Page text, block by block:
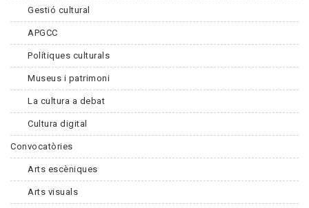
Gestió cultural
APGCC
Polítiques culturals
Museus i patrimoni
La cultura a debat
Cultura digital
Convocatòries
Arts escèniques
Arts visuals